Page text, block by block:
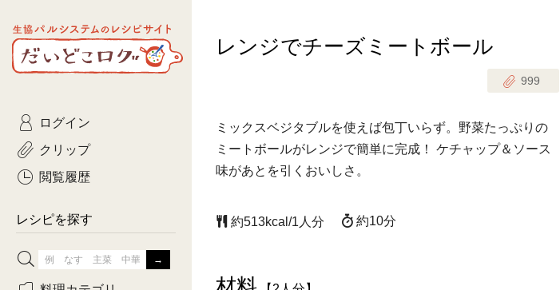
生協パルシステムのレシピ
サイト
だいどこログ
レンジでチーズミートボール
999
ミックスベジタブルを使えば包丁いらず。野菜たっぷりの
ミートボールがレンジで簡単に完成！ ケチャップ＆ソース
味があとを引くおいしさ。
約513kcal/1人分 約10分
ログイン
クリップ
閲覧履歴
レシピを探す
ひとさじのときめき時間
おきらくだ 1歳半からの幼児食
3日分ごはんセット（2人分）
主菜 副菜
常備菜・作りおき お弁当
おつまみ
コトコト
yumyumいっしょごはん
ぷれーんぺいじ
乾物屋さん